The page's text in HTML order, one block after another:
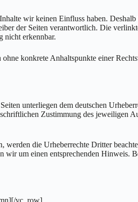
wir keinen Einfluss haben.
der Seiten verantwortlich. Die
nicht erkennbar.
konkrete Anhaltspunkte einer
unterliegen dem deutschen
Zustimmung des jeweiligen
die Urheberrechte Dritter
wir um einen entsprechenden